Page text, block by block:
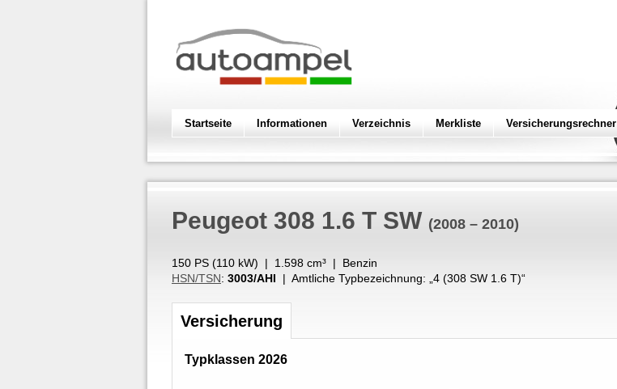
Startseite Informationen Verzeichnis Merkliste Versicherungsrechner
Peugeot 308 1.6 T SW (2008 – 2010)
150 PS (110 kW) | 1.598 cm³ | Benzin
HSN/TSN: 3003/AHI | Amtliche Typbezeichnung: „ 4 (308 SW 1.6 T)“
Versicherung
Typklassen 2026